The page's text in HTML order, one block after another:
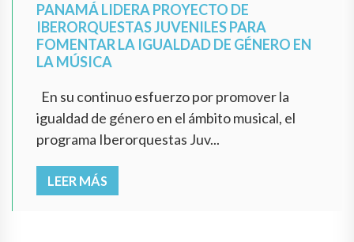
PANAMÁ LIDERA PROYECTO DE
IBERORQUESTAS JUVENILES PARA
FOMENTAR LA IGUALDAD DE GÉNERO EN
LA MÚSICA
En su continuo esfuerzo por promover la
igualdad de género en el ámbito musical, el
programa Iberorquestas Juv...
LEER MÁS